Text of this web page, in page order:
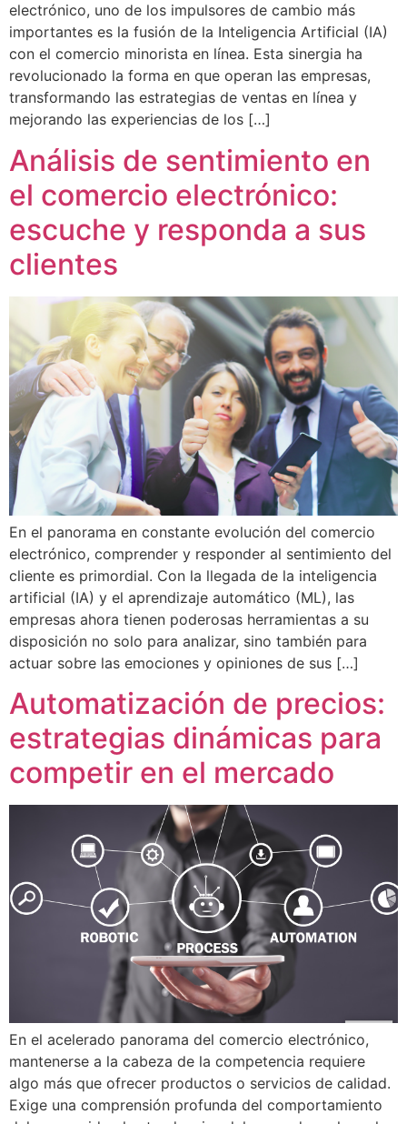
electrónico, uno de los impulsores de cambio más
importantes es la fusión de la Inteligencia Artificial (IA)
con el comercio minorista en línea. Esta sinergia ha
revolucionado la forma en que operan las empresas,
transformando las estrategias de ventas en línea y
mejorando las experiencias de los […]
Análisis de sentimiento en
el comercio electrónico:
escuche y responda a sus
clientes
En el panorama en constante evolución del comercio
electrónico, comprender y responder al sentimiento del
cliente es primordial. Con la llegada de la inteligencia
artificial (IA) y el aprendizaje automático (ML), las
empresas ahora tienen poderosas herramientas a su
disposición no solo para analizar, sino también para
actuar sobre las emociones y opiniones de sus […]
Automatización de precios:
estrategias dinámicas para
competir en el mercado
En el acelerado panorama del comercio electrónico,
mantenerse a la cabeza de la competencia requiere
algo más que ofrecer productos o servicios de calidad.
Exige una comprensión profunda del comportamiento